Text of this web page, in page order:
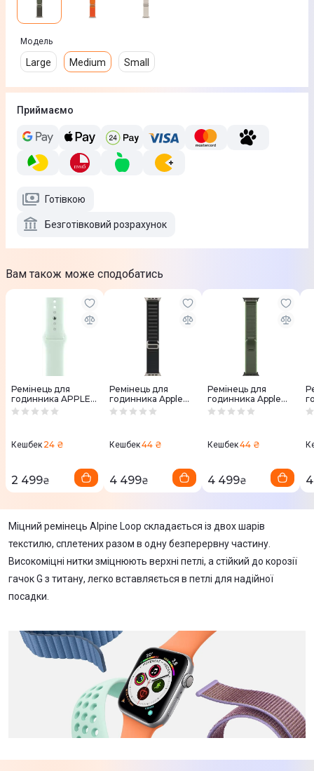
Модель
Large Medium Small
Приймаємо
Готівкою
Безготівковий розрахунок
Вам також може сподобатись
Ремінець для
годинника APPLE
WATCH 46mm
Кешбек 24 ₴
2 499₴
Ремінець для
годинника Apple
Watch 49mm Black
Titanium Finish
Кешбек44 ₴
4 499₴
Ремінець для
годинника Apple
Watch 49mm
Black Titanium
Finish
Кешбек44 ₴
4 499₴
Міцний ремінець Alpine Loop складається із двох шарів
текстилю, сплетених разом в одну безперервну частину.
Високоміцні нитки зміцнюють верхні петлі, а стійкий до корозії
гачок G з титану, легко вставляється в петлі для надійної
посадки.